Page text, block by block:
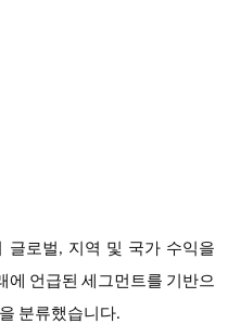
글로벌, 지역 및 국가 수익을
에 언급된 세그먼트를 기반으
분류했습니다.